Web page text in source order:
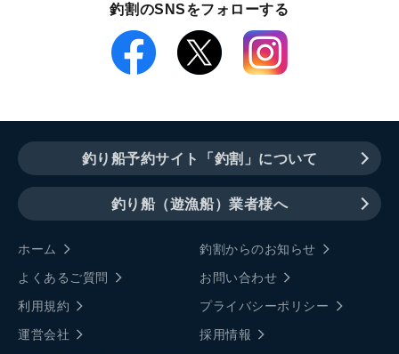
釣割のSNSをフォローする
釣り船予約サイト「釣割」について
釣り船（遊漁船）業者様へ
ホーム
釣割からのお知らせ
よくあるご質問
お問い合わせ
利用規約
プライバシーポリシー
運営会社
採用情報